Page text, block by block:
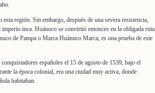
región. Sin embargo, después de una severa resistencia,
inca. Huánuco se convirtió entonces en la obligada ruta
de Pampa o Marca Huánuco Marca, es una prueba de este
españoles el 15 de agosto de 1539, bajo el
la época colonial, era una ciudad muy activa, donde
habitaban.